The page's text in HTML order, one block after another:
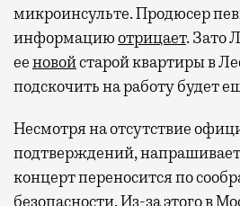
микроинсульте. Продюсер
информациюотрицает. Зато
ееновойстарой квартиры в
подскочить на работу будет
Несмотря на отсутствие
подтверждений,
концерт переносится по
безопасности. Из-за этого в